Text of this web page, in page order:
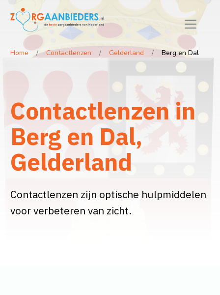
Home Contactlenzen Gelderland Berg en Dal
Contactlenzen in
Berg en Dal,
Gelderland
Contactlenzen zijn optische hulpmiddelen
voor verbeteren van zicht.